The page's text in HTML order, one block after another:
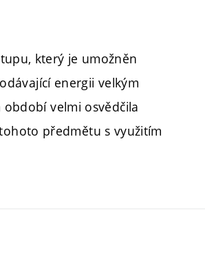
který je umožněn
energii velkým
velmi osvědčila
předmětu s využitím